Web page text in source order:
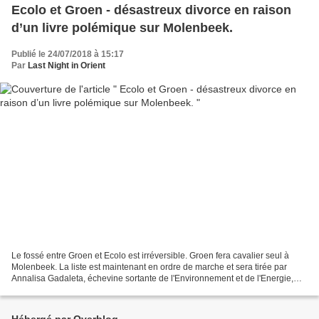
Ecolo et Groen - désastreux divorce en raison
d’un livre polémique sur Molenbeek.
Publié le 24/07/2018 à 15:17
Par Last Night in Orient
Le fossé entre Groen et Ecolo est irréversible. Groen fera cavalier seul à
Molenbeek. La liste est maintenant en ordre de marche et sera tirée par
Annalisa Gadaleta, échevine sortante de l'Environnement et de l'Energie,